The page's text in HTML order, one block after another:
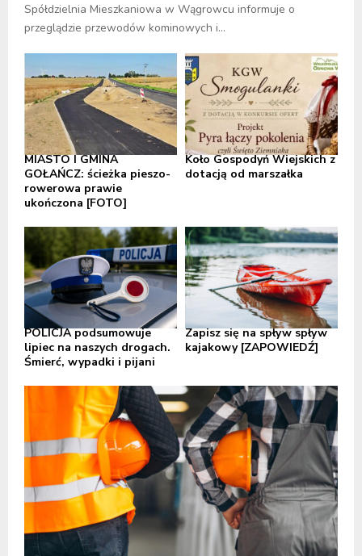
Spółdzielnia Mieszkaniowa w Wągrowcu informuje o
przeglądzie przewodów kominowych i...
MIASTO I GMINA
GOŁAŃCZ: ścieżka pieszo-
rowerowa prawie
ukończona [FOTO]
Koło Gospodyń Wiejskich z
dotacją od marszałka
POLICJA podsumowuje
lipiec na naszych drogach.
Śmierć, wypadki i pijani
Zapisz się na spływ spływ
kajakowy [ZAPOWIEDŹ]